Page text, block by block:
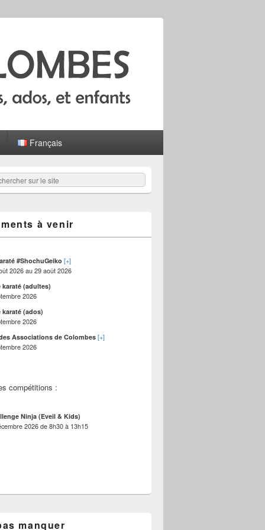
Français
2018
:
à venir
#ShochuGeiko[+]
2026au29 août 2026
karaté (adultes)
2026
karaté (ados)
2026
Associations de Colombes [+]
2026
compétitions :
Ninja (Eveil & Kids)
2026de8h30à 13h15
manquer